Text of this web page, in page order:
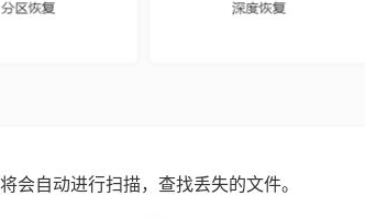
会自动进行扫描，查找丢失的文件。